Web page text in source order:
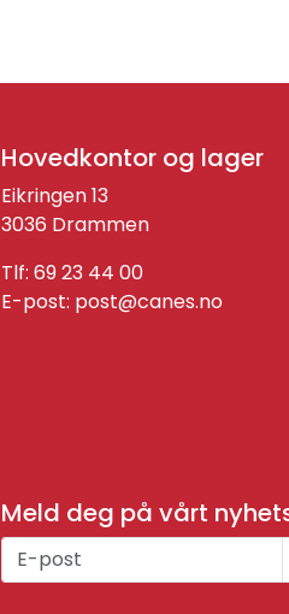
Hovedkontor og lager
Eikringen 13
3036 Drammen
Tlf: 69 23 44 00
E-post: post@canes.no
Meld deg på vårt